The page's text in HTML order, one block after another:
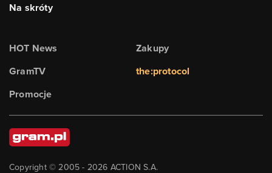
Na skróty
HOT News
GramTV
Promocje
Zakupy
the:protocol
Copyright © 2005 - 2026 ACTION S.A.